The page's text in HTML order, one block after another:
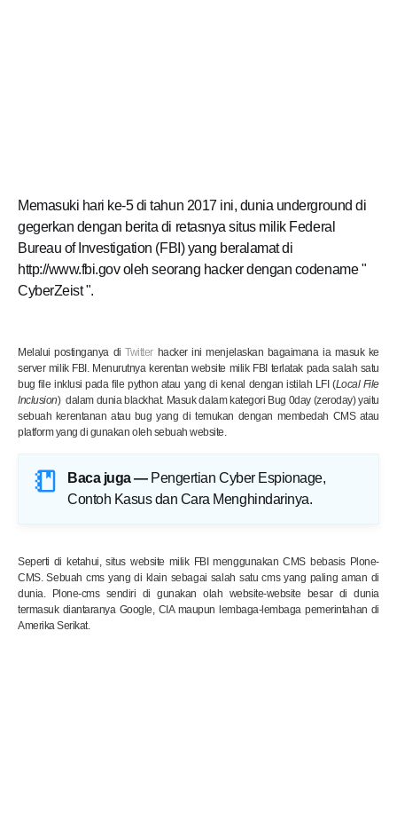
Memasuki hari ke-5 di tahun 2017 ini, dunia underground di
gegerkan dengan berita di retasnya situs milik Federal
Bureau of Investigation (FBI) yang beralamat di
http://www.fbi.gov oleh seorang hacker dengan codename "
CyberZeist ".
Melalui postinganya diTwitterhacker ini menjelaskan bagaimana ia masuk ke
server milik FBI. Menurutnya kerentan website milik FBI terlatak pada salah satu
bug file inklusi pada file python atau yang di kenal dengan istilah LFI (Local File
Inclusion) dalam dunia blackhat. Masuk dalam kategori Bug 0day (zeroday) yaitu
sebuah kerentanan atau bug yang di temukan dengan membedah CMS atau
platform yang di gunakan oleh sebuah website.
Baca juga — Pengertian Cyber Espionage,
Contoh Kasus dan Cara Menghindarinya.
Seperti di ketahui, situs website milik FBI menggunakan CMS bebasis Plone-
CMS. Sebuah cms yang di klain sebagai salah satu cms yang paling aman di
dunia. Plone-cms sendiri di gunakan olah website-website besar di dunia
termasuk diantaranya Google, CIA maupun lembaga-lembaga pemerintahan di
Amerika Serikat.